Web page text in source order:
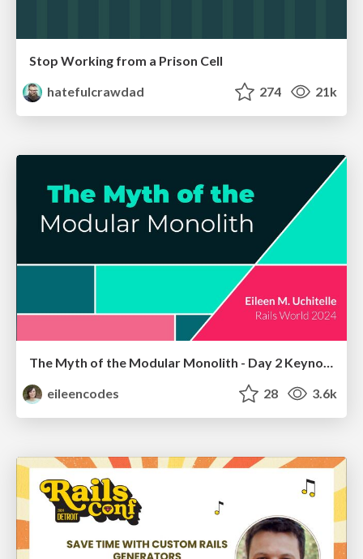
Stop Working from a Prison Cell
hatefulcrawdad
274 21k
The Myth of the Modular Monolith - Day 2 Keynote - Rails World 2024
eileencodes
28 3.6k